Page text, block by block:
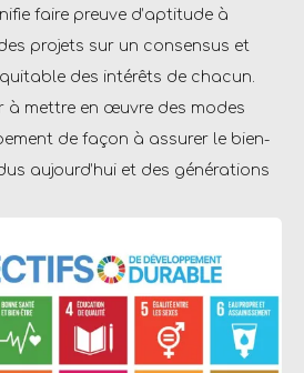
faire preuve d’aptitude à
projets sur un consensus et
des intérêts de chacun.
à mettre en œuvre des modes
de façon à assurer le bien-
aujourd’hui et des générations